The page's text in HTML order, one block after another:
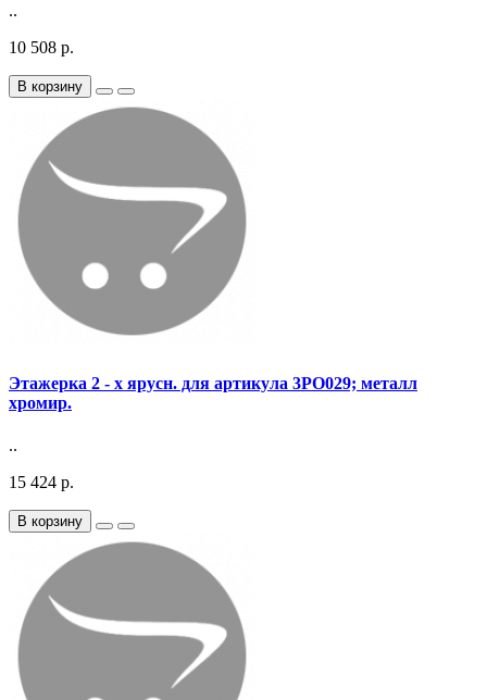
..
10 508 р.
В корзину
Этажерка 2 - х ярусн. для артикула 3PO029; металл
хромир.
..
15 424 р.
В корзину